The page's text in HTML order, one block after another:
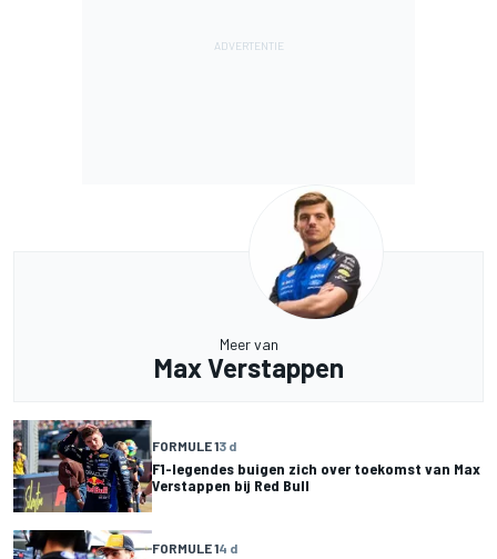
Meer van
Max Verstappen
FORMULE 13 d
F1-legendes buigen zich over toekomst van Max
Verstappen bij Red Bull
FORMULE 14 d